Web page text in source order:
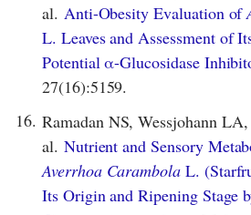
al. Anti-Obesity Evaluation of
L. Leaves and Assessment of
Potential α-Glucosidase
27(16):5159.
16. Ramadan NS, Wessjohann
al. Nutrient and Sensory
Averrhoa Carambola L.
Its Origin and Ripening Stage